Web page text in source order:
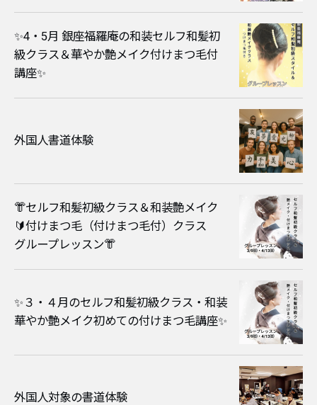
✨4・5月 銀座福羅庵の和装セルフ和髪初
級クラス＆華やか艶メイク付けまつ毛付
講座✨
外国人書道体験
👘セルフ和髪初級クラス＆和装艶メイク
🔰付けまつ毛（付けまつ毛付）クラス
グループレッスン👘
✨３・４月のセルフ和髪初級クラス・和装
華やか艶メイク初めての付けまつ毛講座✨
外国人対象の書道体験